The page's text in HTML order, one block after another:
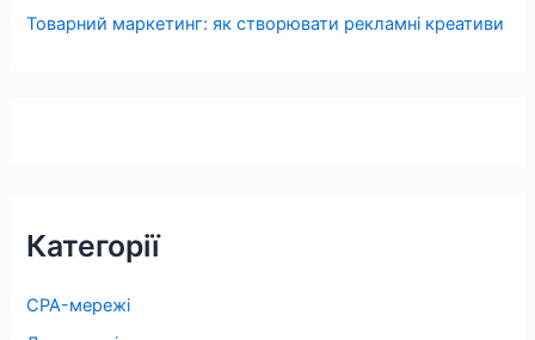
Товарний маркетинг: як створювати рекламні креативи
Категорії
CPA-мережі